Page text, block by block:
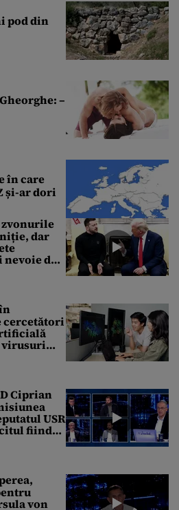
pod din
–
în care
și-ar dori
zvonurile
dar
nevoie de
cercetători
virusuri
Ciprian
USR
fiind
von